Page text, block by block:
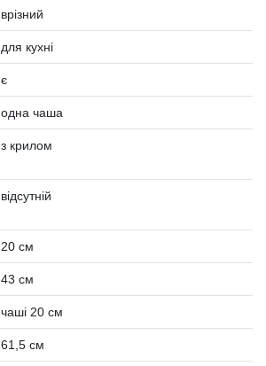
врізний
для кухні
є
одна чаша
з крилом
відсутній
20 см
43 см
чаші 20 см
61,5 см